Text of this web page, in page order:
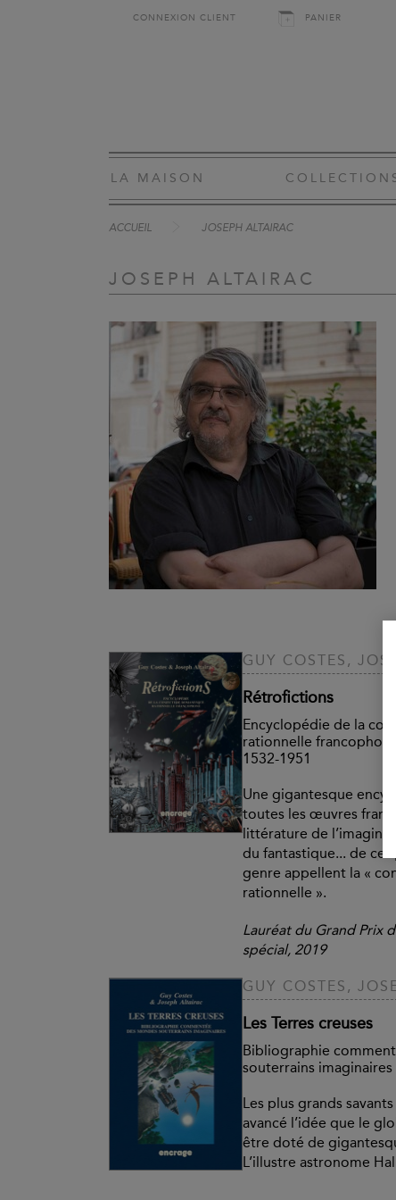
CONNEXION CLIENT PANIER
LA MAISON
ACCUEIL JOSEPH ALTAIRAC
JOSEPH ALTAIRAC
GUY COSTES,
Rétrofictions
Encyclopédie de la
rationnelle
1532-1951
Une gigantesque
toutes les œuvres
littérature de
du fantastique... de ce
genre appellent la «
rationnelle ».
Lauréat du Grand Prix
spécial, 2019
GUY COSTES,
Les Terres creuses
Bibliographie
souterrains imaginaires
Les plus grands
avancé l’idée que le
être doté de
L’illustre astronome